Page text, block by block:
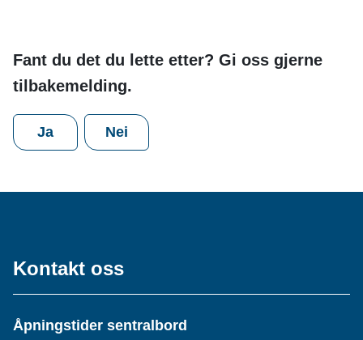
Fant du det du lette etter? Gi oss gjerne
tilbakemelding.
Ja Nei
Kontakt oss
Åpningstider sentralbord